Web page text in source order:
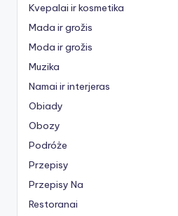
Kvepalai ir kosmetika
Mada ir grožis
Moda ir grožis
Muzika
Namai ir interjeras
Obiady
Obozy
Podróże
Przepisy
Przepisy Na
Restoranai